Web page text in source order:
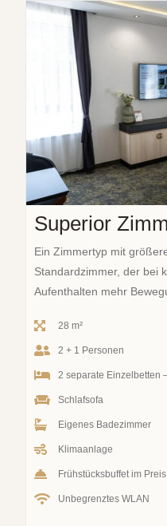
Superior
Ein Zimmertyp mit
Standardzimmer, der bei
Aufenthalten mehr
28 m²
2 + 1 Personen
2 separate Einzelbetten
Schlafsofa
Eigenes Badezimmer
Klimaanlage
Frühstücksbuffet im
Unbegrenztes WLAN